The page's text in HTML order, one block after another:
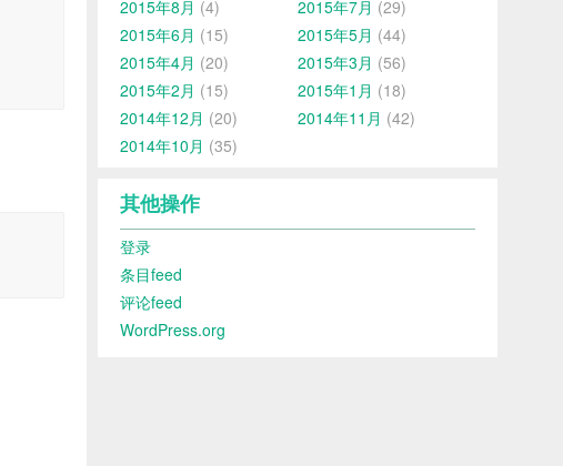
2015年8月 (4) 2015年7月 (29)
2015年6月 (15) 2015年5月 (44)
2015年4月 (20) 2015年3月 (56)
2015年2月 (15) 2015年1月 (18)
2014年12月 (20) 2014年11月 (42)
2014年10月 (35)
其他操作
登录
条目feed
评论feed
WordPress.org